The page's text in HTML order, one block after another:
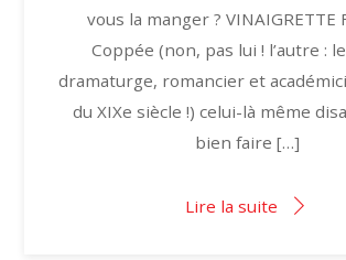
vous la manger ? VINAIGRETTE
Coppée (non, pas lui ! l’autre :
dramaturge, romancier et
du XIXe siècle !) celui-là même
bien faire […]
Lire la suite